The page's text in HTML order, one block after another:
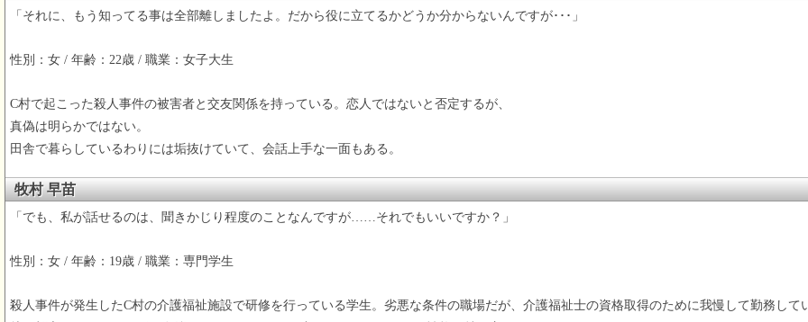
「それに、もう知ってる事は全部離しましたよ。だから役に立てるかどうか分からないんですが･･･」
性別：女 / 年齢：22歳 / 職業：女子大生
C村で起こった殺人事件の被害者と交友関係を持っている。恋人ではないと否定するが、
真偽は明らかではない。
田舎で暮らしているわりには垢抜けていて、会話上手な一面もある。
牧村 早苗
「でも、私が話せるのは、聞きかじり程度のことなんですが……それでもいいですか？」
性別：女 / 年齢：19歳 / 職業：専門学生
殺人事件が発生したC村の介護福祉施設で研修を行っている学生。劣悪な条件の職場だが、介護福祉士の資格取得のために我慢して勤務して